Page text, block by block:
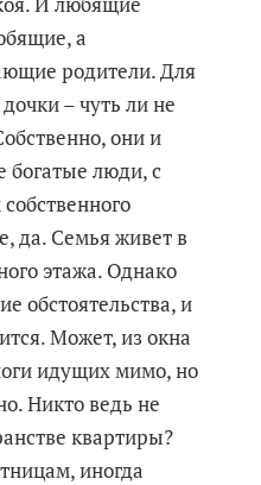
а
родители. Для
– чуть ли не
они и
богатые люди, с
да. Семья живет в
этажа. Однако
обстоятельства, и
Может, из окна
идущих мимо, но
Никто ведь не
квартиры?
иногда